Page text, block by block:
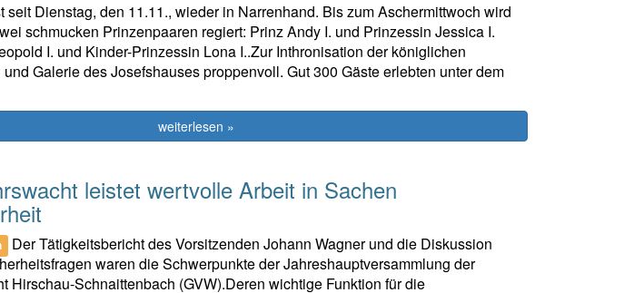
seit Dienstag, den 11.11., wieder in Narrenhand. Bis zum Aschermittwoch wird
schmucken Prinzenpaaren regiert: Prinz Andy I. und Prinzessin Jessica I.
I. und Kinder-Prinzessin Lona I..Zur Inthronisation der königlichen
Galerie des Josefshauses proppenvoll. Gut 300 Gäste erlebten unter dem
weiterlesen »
leistet wertvolle Arbeit in Sachen
Der Tätigkeitsbericht des Vorsitzenden Johann Wagner und die Diskussion
waren die Schwerpunkte der Jahreshauptversammlung der
Hirschau-Schnaittenbach (GVW).Deren wichtige Funktion für die